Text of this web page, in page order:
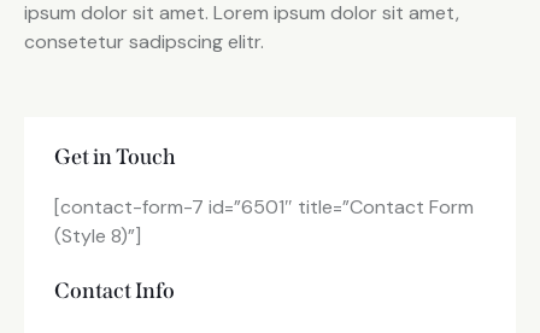
ipsum dolor sit amet. Lorem ipsum dolor sit amet,
consetetur sadipscing elitr.
Get in Touch
[contact-form-7 id=”6501″ title=”Contact Form
(Style 8)”]
Contact Info